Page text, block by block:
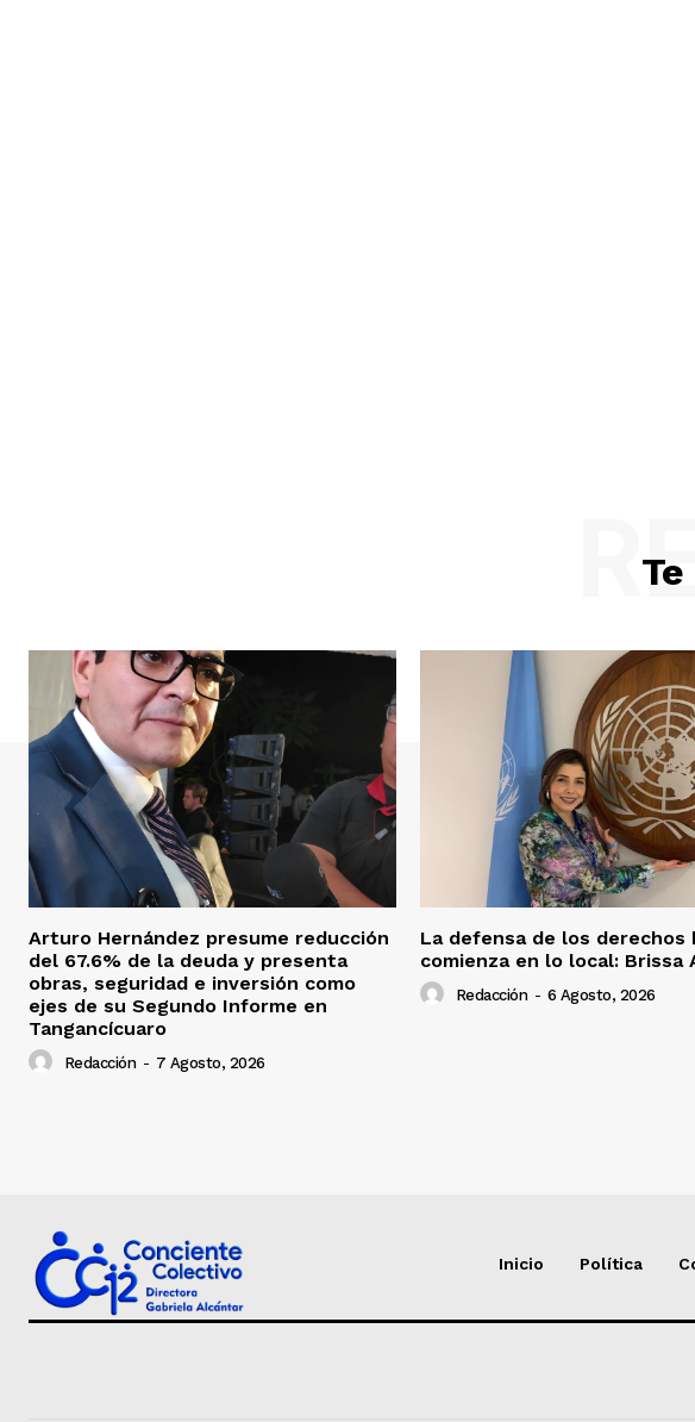
Arturo Hernández presume reducción
del 67.6% de la deuda y presenta
obras, seguridad e inversión como
ejes de su Segundo Informe en
Tangancícuaro
Redacción - 7 Agosto, 2026
La defensa de los derechos
comienza en lo local: Brissa
Redacción - 6 Agosto, 2026
Inicio Política